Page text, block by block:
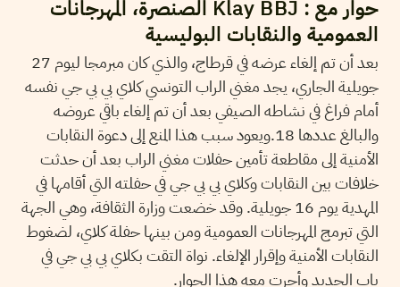
حوار مع : Klay BBJ الصنصرة، المهرجانات
العمومية والنقابات البوليسية
بعد أن تم إلغاء عرضه في قرطاج، والذي كان مبرمجا ليوم 27
جويلية الجاري، يجد مغني الراب التونسي كلاي بي بي جي نفسه
أمام فراغ في نشاطه الصيفي بعد أن تم إلغاء باقي عروضه
والبالغ عددها 18.ويعود سبب هذا المنع إلى دعوة النقابات
الأمنية إلى مقاطعة تأمين حفلات مغني الراب بعد أن حدثت
خلافات بين النقابات وكلاي بي بي جي في حفلته التي أقامها في
المهدية يوم 16 جويلية. وقد خضعت وزارة الثقافة، وهي الجهة
التي تبرمج المهرجانات العمومية ومن بينها حفلة كلاي، لضغوط
النقابات الأمنية وإقرار الإلغاء. نواة التقت بكلاي بي بي جي في
باب الجديد وأجرت معه هذا الحوار.